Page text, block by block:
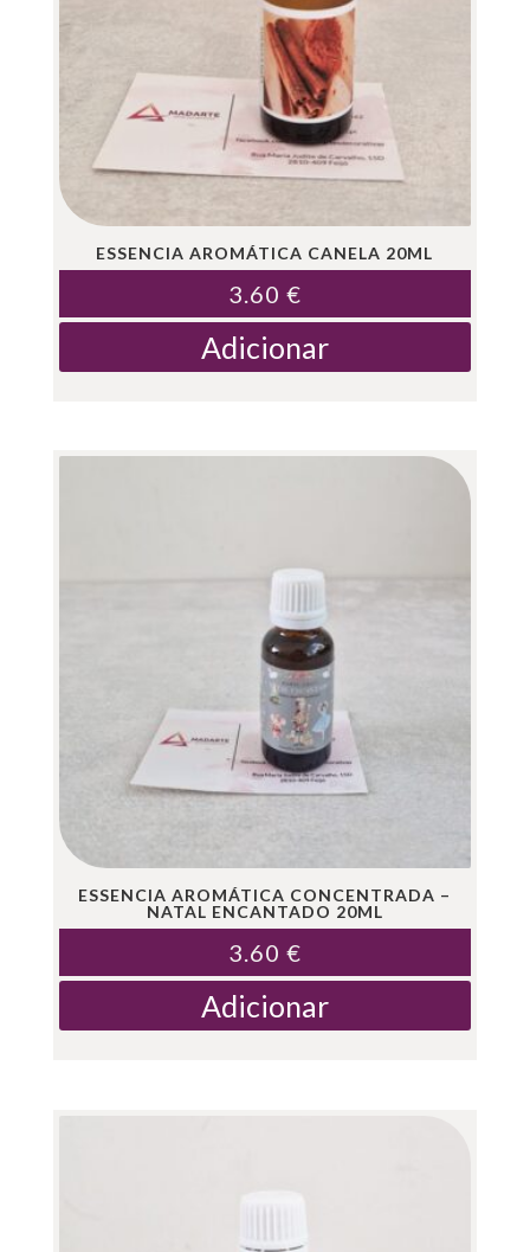
ESSENCIA AROMÁTICA CANELA 20ML
3.60 €
Adicionar
ESSENCIA AROMÁTICA CONCENTRADA –
NATAL ENCANTADO 20ML
3.60 €
Adicionar